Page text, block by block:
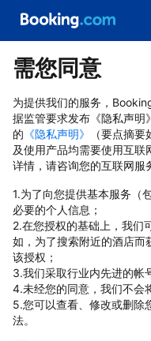
需您同意
为提供我们的服务，
据监管要求发布《隐私声明
的 《隐私声明》 （要点摘
及使用产品均需要使用互
详情，请咨询您的互联网服
1.为了向您提供基本服务（
必要的个人信息；
2.在您授权的基础上，我们
如，为了搜索附近的酒店而
该授权；
3.我们采取行业内先进的帐
4.未经您的同意，我们不会
5.您可以查看、修改或删除
法。